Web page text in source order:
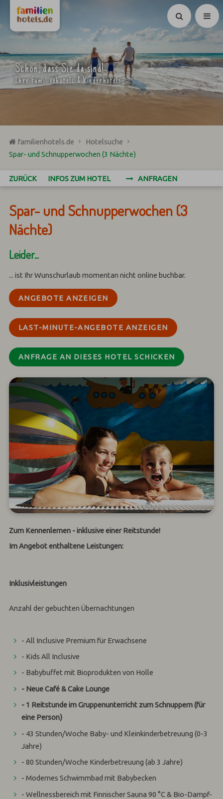
Suchen
Schön, dass Sie da sind!
Ihre Familienhotels & Kinderhotels
familienhotels.de
Hotelsuche
Spar- und Schnupperwochen (3 Nächte)
ZURÜCK INFOS ZUM HOTEL ANFRAGEN
Spar- und Schnupperwochen (3
Nächte)
Leider...
... ist Ihr Wunschurlaub momentan nicht online buchbar.
ANGEBOTE ANZEIGEN
LAST-MINUTE-ANGEBOTE ANZEIGEN
ANFRAGE AN DIESES HOTEL SCHICKEN
Zum Kennenlernen - inklusive einer Reitstunde!
Im Angebot enthaltene Leistungen:
Inklusivleistungen
Anzahl der gebuchten Übernachtungen
- All Inclusive Premium für Erwachsene
- Kids All Inclusive
- Babybuffet mit Bioprodukten von Holle
- Neue Café & Cake Lounge
- 1 Reitstunde im Gruppenunterricht zum Schnuppern (für
eine Person)
- 43 Stunden/Woche Baby- und Kleinkinderbetreuung (0-3
Jahre)
- 80 Stunden/Woche Kinderbetreuung (ab 3 Jahre)
- Modernes Schwimmbad mit Babybecken
- Wellnessbereich mit Finnischer Sauna 90 °C & Bio-Dampf-